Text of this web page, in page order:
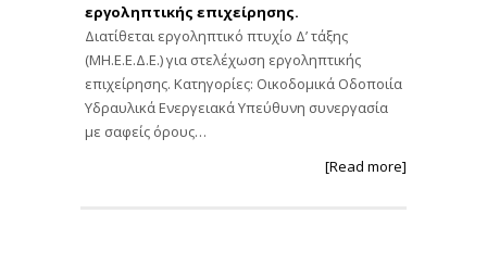
εργοληπτικής επιχείρησης.
Διατίθεται εργοληπτικό πτυχίο Δ’ τάξης
(ΜΗ.Ε.Ε.Δ.Ε.) για στελέχωση εργοληπτικής
επιχείρησης. Κατηγορίες: Οικοδομικά Οδοποιία
Υδραυλικά Ενεργειακά Υπεύθυνη συνεργασία
με σαφείς όρους…
[Read more]